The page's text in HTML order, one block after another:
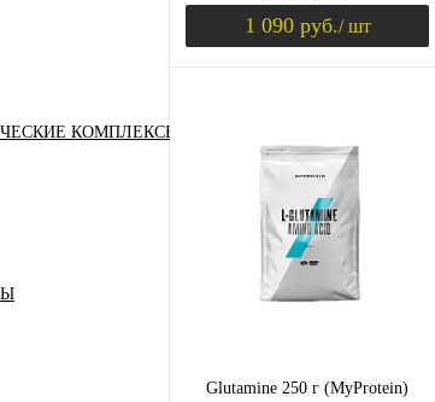
КОМПЛЕКСЫ(ПОВЫШЕНИЕ ТЕСТОСТЕРОНА)
1 090 руб./ шт
Купить в 1 клик
Сравнение
В избранное
Недоступно
Glutamine 250 г (MyProtein)